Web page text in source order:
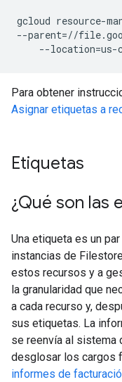
gcloud resource-
--parent=//
--location=us-
Para obtener
Asignar etiquetas a
Etiquetas
¿Qué son las
Una etiqueta es un
instancias de
estos recursos y a
la granularidad que
a cada recurso y,
sus etiquetas. La
se reenvía al sistema
desglosar los cargos
informes de